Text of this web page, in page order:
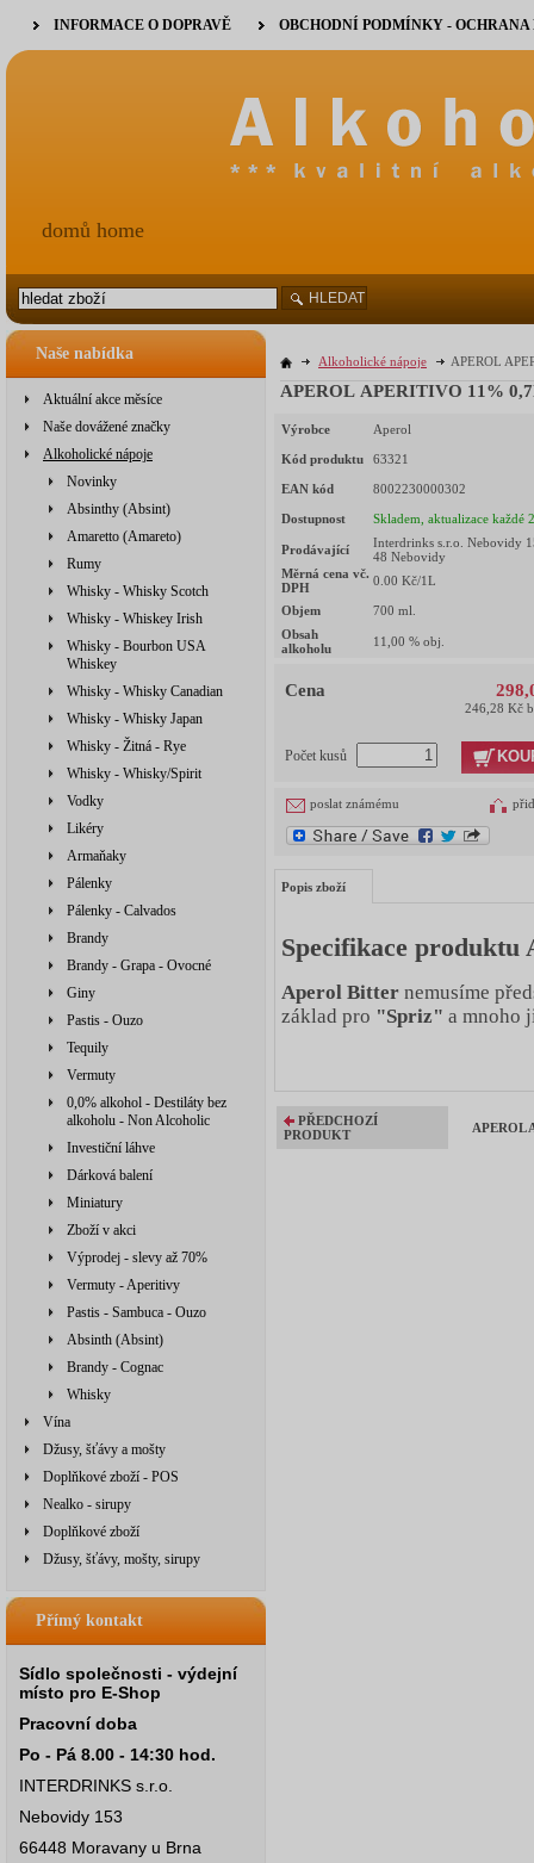
Naše nabídka
Aktuální akce měsíce
Naše dovážené značky
Alkoholické nápoje
Novinky
Absinthy (Absint)
Amaretto (Amareto)
Rumy
Whisky - Whisky Scotch
Whisky - Whiskey Irish
Whisky - Bourbon USA
Whiskey
Whisky - Whisky Canadian
Whisky - Whisky Japan
Whisky - Žitná - Rye
Whisky - Whisky/Spirit
Vodky
Likéry
Armaňaky
Pálenky
Pálenky - Calvados
Brandy
Brandy - Grapa - Ovocné
Giny
Pastis - Ouzo
Tequily
Vermuty
0,0% alkohol - Destiláty bez
alkoholu - Non Alcoholic
Investiční láhve
Dárková balení
Miniatury
Zboží v akci
Výprodej - slevy až 70%
Vermuty - Aperitivy
Pastis - Sambuca - Ouzo
Absinth (Absint)
Brandy - Cognac
Whisky
Vína
Džusy, šťávy a mošty
Doplňkové zboží - POS
Nealko - sirupy
Doplňkové zboží
Džusy, šťávy, mošty, sirupy
Přímý kontakt
Sídlo společnosti - výdejní
místo pro E-Shop
Pracovní doba
Po - Pá 8.00 - 14:30 hod.
INTERDRINKS s.r.o.
Nebovidy 153
66448 Moravany u Brna
Alkoholické nápoje APEROL
APEROL APERITIVO 11%
Výrobce Aperol
Kód produktu 63321
EAN kód 8002230000302
Dostupnost Skladem, aktualizace každé
Prodávající
Interdrinks s.r.o. Nebovidy
48 Nebovidy
Měrná cena vč.
DPH
0.00 Kč/1L
Objem 700 ml.
Obsah
alkoholu
11,00 % obj.
Cena
246,28 Kč
Počet kusů
poslat známému
Popis zboží
Specifikace
Aperol Bitter nemusíme
základ pro "Spriz" a mnoho
PŘEDCHOZÍ
PRODUKT
APEROL
INFORMACE O DOPRAVĚ OBCHODNÍ PODMÍNKY -
domů home
HLEDAT